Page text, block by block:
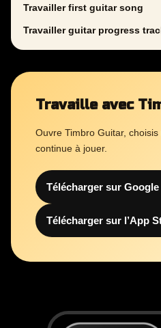
Travailler first guitar song
Travailler guitar progress
Travaille avec
Ouvre Timbro Guitar,
continue à jouer.
Télécharger sur Google
Télécharger sur l’App